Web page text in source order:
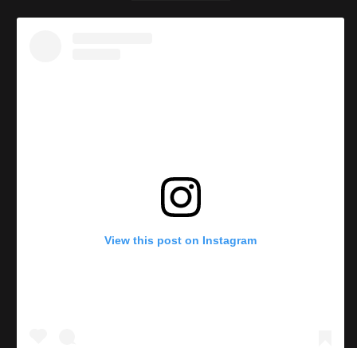
View this post on Instagram